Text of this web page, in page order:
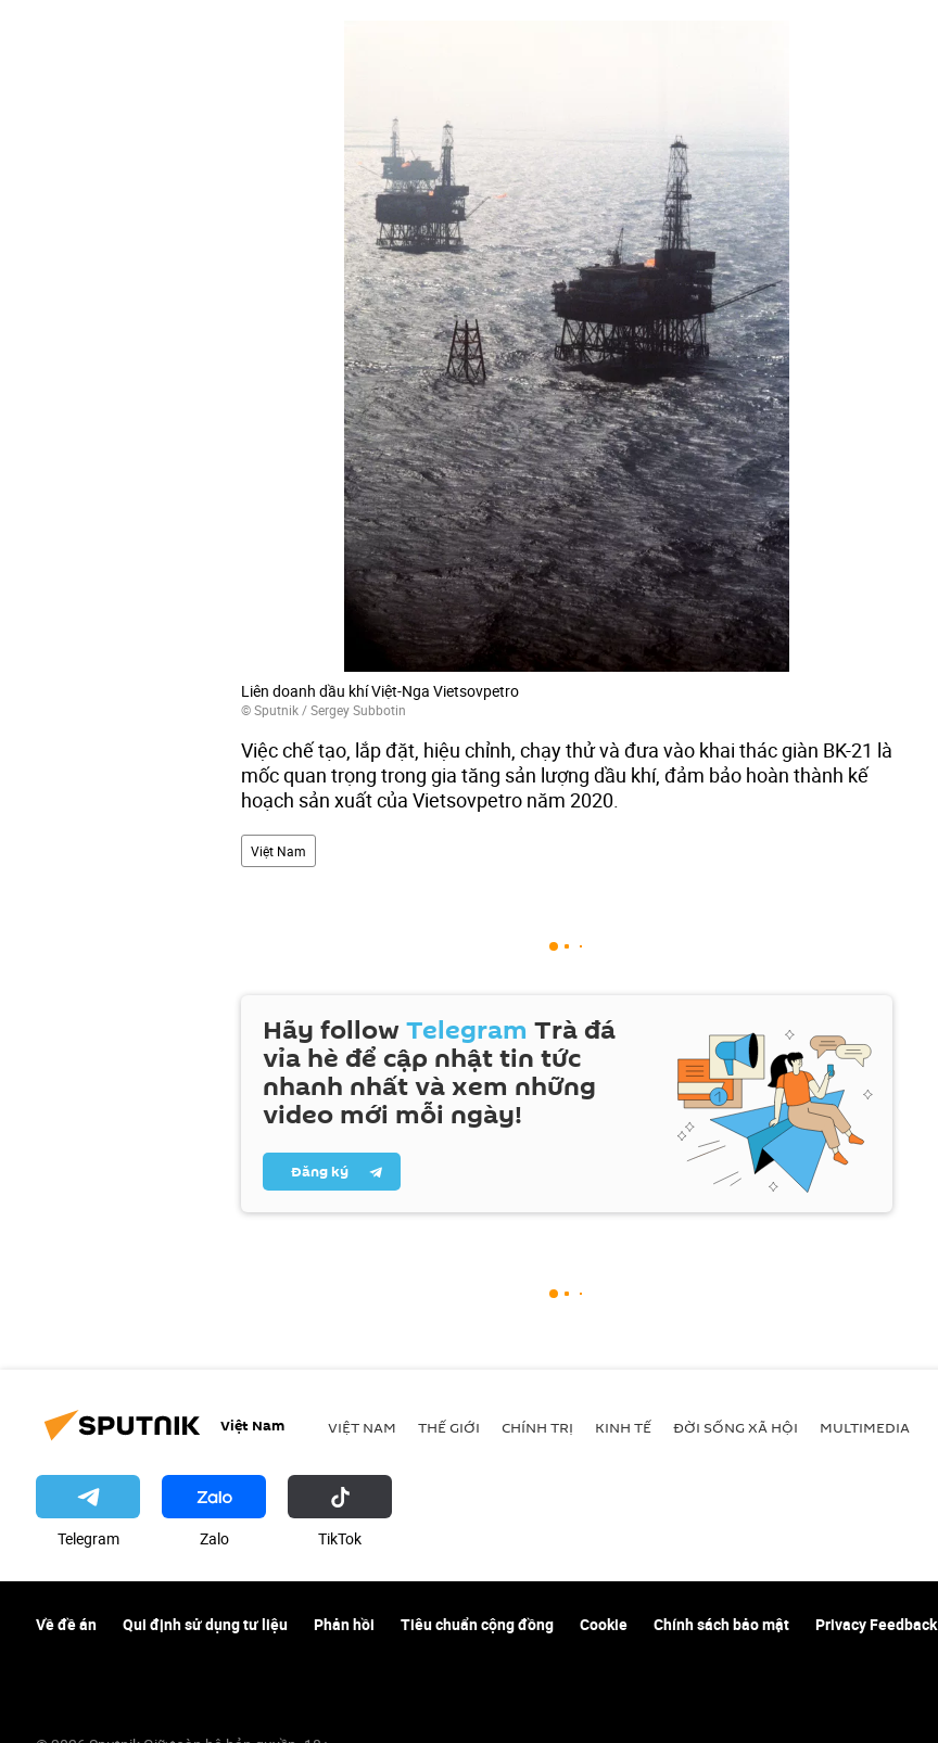
Liên doanh dầu khí Việt-Nga Vietsovpetro
© Sputnik / Sergey Subbotin
Việc chế tạo, lắp đặt, hiệu chỉnh, chạy thử và đưa vào khai thác giàn BK-21 là
mốc quan trọng trong gia tăng sản lượng dầu khí, đảm bảo hoàn thành kế
hoạch sản xuất của Vietsovpetro năm 2020.
Việt Nam
Hãy followTelegram Trà đá
vỉa hè để cập nhật tin tức
nhanh nhất và xem những
video mới mỗi ngày!
Đăng ký
Việt Nam VIỆT NAM THẾ GIỚI CHÍNH TRỊ KINH TẾ ĐỜI SỐNG XÃ HỘI MULTIMEDIA
Telegram Zalo ТikТоk
Về đề án Qui định sử dụng tư liệu Phản hồi Tiêu chuẩn cộng đồng Cookie Chính sách bảo mật Privacy Feedback